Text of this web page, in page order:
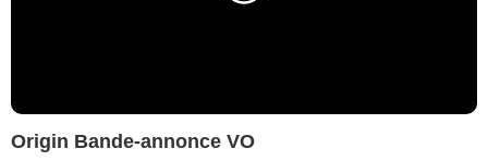
Origin Bande-annonce VO